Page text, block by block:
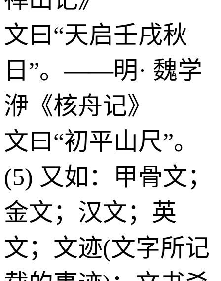
文曰“天启壬戌秋
日”。——明· 魏学
洢《核舟记》
文曰“初平山尺”。
(5) 又如：甲骨文；
金文；汉文；英
文；文迹(文字所记